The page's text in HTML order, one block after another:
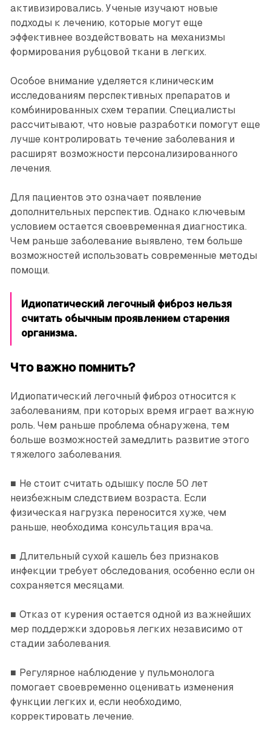
активизировались. Ученые изучают новые
подходы к лечению, которые могут еще
эффективнее воздействовать на механизмы
формирования рубцовой ткани в легких.
Особое внимание уделяется клиническим
исследованиям перспективных препаратов и
комбинированных схем терапии. Специалисты
рассчитывают, что новые разработки помогут еще
лучше контролировать течение заболевания и
расширят возможности персонализированного
лечения.
Для пациентов это означает появление
дополнительных перспектив. Однако ключевым
условием остается своевременная диагностика.
Чем раньше заболевание выявлено, тем больше
возможностей использовать современные методы
помощи.
Идиопатический легочный фиброз нельзя
считать обычным проявлением старения
организма.
Что важно помнить?
Идиопатический легочный фиброз относится к
заболеваниям, при которых время играет важную
роль. Чем раньше проблема обнаружена, тем
больше возможностей замедлить развитие этого
тяжелого заболевания.
■ Не стоит считать одышку после 50 лет
неизбежным следствием возраста. Если
физическая нагрузка переносится ­хуже, чем
раньше, необхо­дима консультация врача.
■ Длительный сухой кашель без признаков
инфекции требует обследования, особенно если он
сохраняется месяцами.
■ Отказ от курения остается одной из важнейших
мер поддержки здоровья легких независимо от
стадии заболевания.
■ Регулярное наблюдение у пульмонолога
помогает своевременно оценивать изменения
функции легких и, если необходимо,
корректировать лечение.